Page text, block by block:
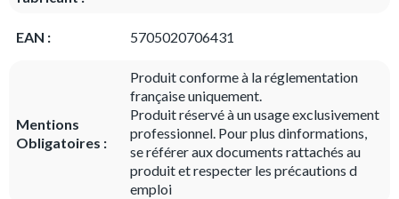
EAN : 5705020706431
Mentions
Obligatoires :
Produit conforme à la réglementation
française uniquement.
Produit réservé à un usage exclusivement
professionnel. Pour plus dinformations,
se référer aux documents rattachés au
produit et respecter les précautions d
emploi